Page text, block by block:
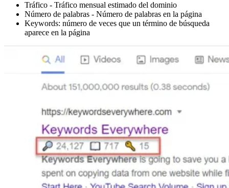
Tráfico - Tráfico mensual estimado del dominio
Número de palabras - Número de palabras en la página
Keywords: número de veces que un término de búsqueda
aparece en la página